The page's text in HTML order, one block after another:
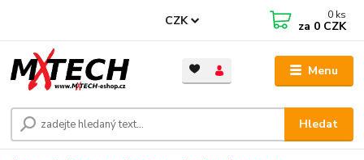
Menu
CZK
Hledat
0 ks
za 0 CZK